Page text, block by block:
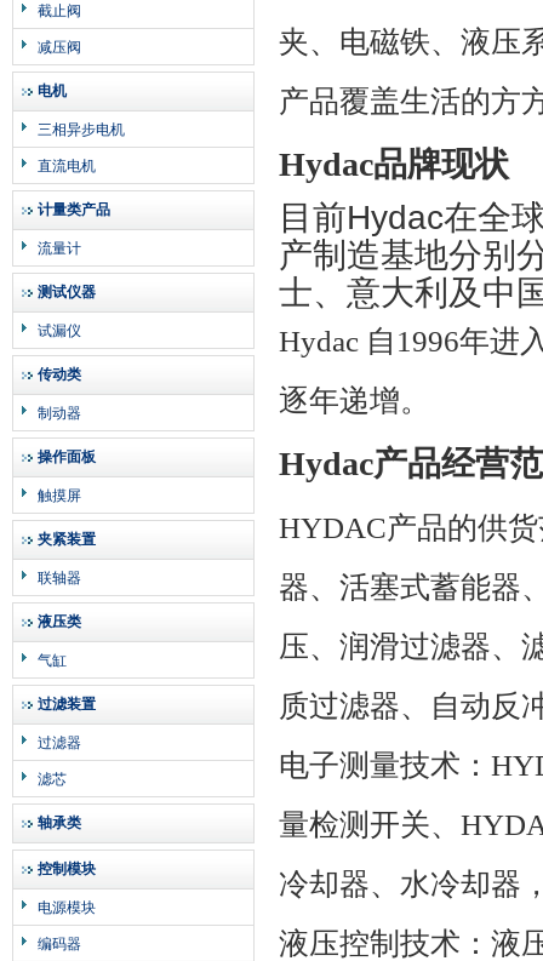
截止阀
减压阀
电机
三相异步电机
直流电机
计量类产品
流量计
测试仪器
试漏仪
传动类
制动器
操作面板
触摸屏
夹紧装置
联轴器
液压类
气缸
过滤装置
过滤器
滤芯
轴承类
控制模块
电源模块
编码器
夹、电磁铁、液压
产品覆盖生活的方
Hydac品牌现状
目前Hydac在全
产制造基地分别
士、意大利及中
Hydac 自 1996年进
逐年递增。
Hydac产品经营
HYDAC产品的供
器、活塞式蓄能器
压、润滑过滤器、
质过滤器、自动反
电子测量技术：
量检测开关、
冷却器、水冷却器
液压控制技术：液